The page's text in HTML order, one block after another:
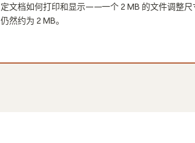
定文档如何打印和显示——一个 2 MB 的文件调整尺
仍然约为 2 MB。